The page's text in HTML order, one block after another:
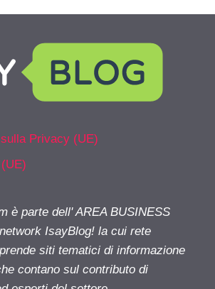
Privacy (UE)
è parte dell' AREA BUSINESS
IsayBlog! la cui rete
siti tematici di informazione
contano sul contributo di